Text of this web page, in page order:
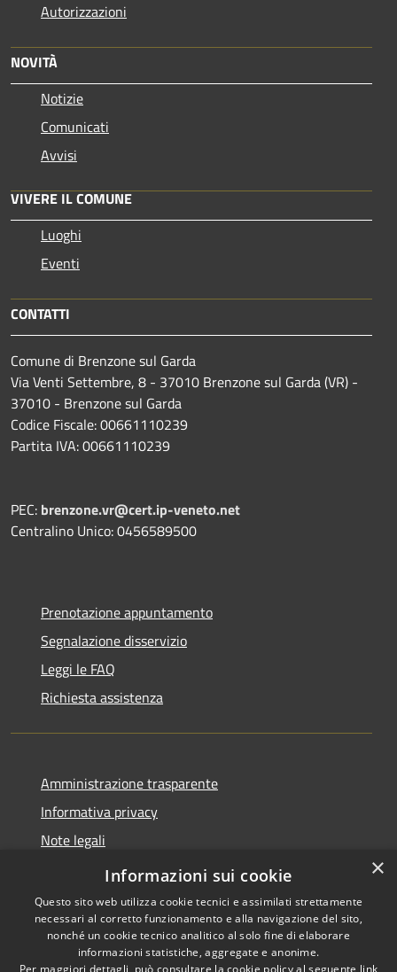
Autorizzazioni
NOVITÀ
Notizie
Comunicati
Avvisi
VIVERE IL COMUNE
Luoghi
Eventi
CONTATTI
Comune di Brenzone sul Garda
Via Venti Settembre, 8 - 37010 Brenzone sul Garda (VR) -
37010 - Brenzone sul Garda
Codice Fiscale: 00661110239
Partita IVA: 00661110239
PEC: brenzone.vr@cert.ip-veneto.net
Centralino Unico: 0456589500
Prenotazione appuntamento
Segnalazione disservizio
Leggi le FAQ
Richiesta assistenza
Amministrazione trasparente
Informativa privacy
Note legali
Dichiarazione di accessibilità
Copyright © 2026 • Comune di
×
Informazioni sui cookie
Questo sito web utilizza cookie tecnici e assimilati strettamente
necessari al corretto funzionamento e alla navigazione del sito,
nonché un cookie tecnico analitico al solo fine di elaborare
informazioni statistiche, aggregate e anonime.
Per maggiori dettagli, può consultare la cookie policy al seguente link